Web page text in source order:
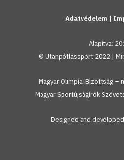
Adatvédelem |
Alapítva:
© Utanpótlássport 2022 |
Magyar Olimpiai Bizottság –
Magyar Sportújságírók
Designed and